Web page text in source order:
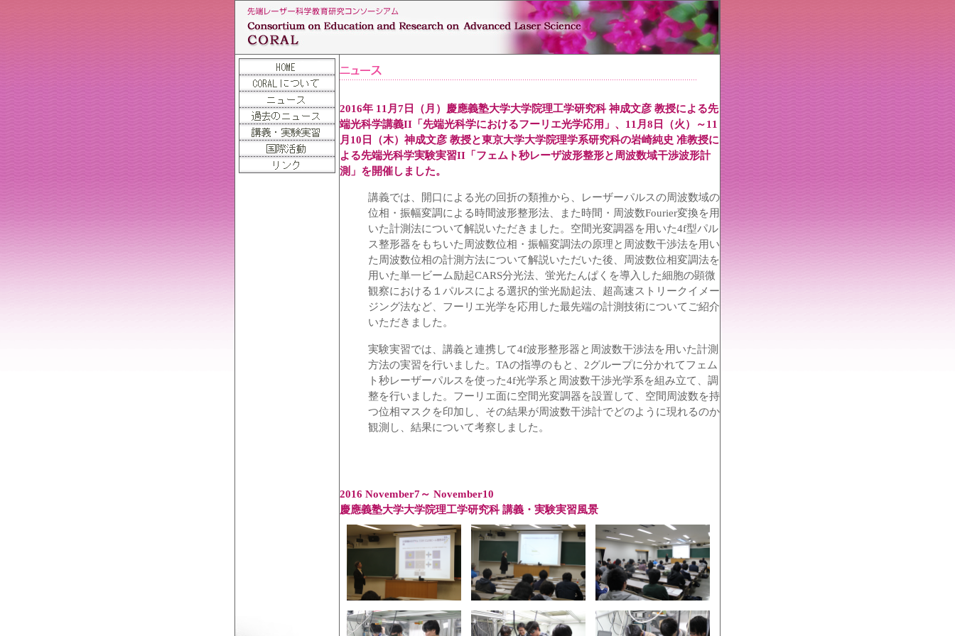
2016年 11月7日（月）慶應義塾大学大学院理工学研究科 神成文彦 教授による先
端光科学講義II「先端光科学におけるフーリエ光学応用」、11月8日（火）～11
月10日（木）神成文彦 教授と東京大学大学院理学系研究科の岩崎純史 准教授に
よる先端光科学実験実習II「フェムト秒レーザ波形整形と周波数域干渉波形計
測」を開催しました。
講義では、開口による光の回折の類推から、レーザーパルスの周波数域の
位相・振幅変調による時間波形整形法、また時間・周波数Fourier変換を用
いた計測法について解説いただきました。空間光変調器を用いた4f型パル
ス整形器をもちいた周波数位相・振幅変調法の原理と周波数干渉法を用い
た周波数位相の計測方法について解説いただいた後、周波数位相変調法を
用いた単一ビーム励起CARS分光法、蛍光たんぱくを導入した細胞の顕微
観察における１パルスによる選択的蛍光励起法、超高速ストリークイメー
ジング法など、フーリエ光学を応用した最先端の計測技術についてご紹介
いただきました。
実験実習では、講義と連携して4f波形整形器と周波数干渉法を用いた計測
方法の実習を行いました。TAの指導のもと、2グループに分かれてフェム
ト秒レーザーパルスを使った4f光学系と周波数干渉光学系を組み立て、調
整を行いました。フーリエ面に空間光変調器を設置して、空間周波数を持
つ位相マスクを印加し、その結果が周波数干渉計でどのように現れるのか
観測し、結果について考察しました。
2016 November7～ November10
慶應義塾大学大学院理工学研究科講義・実験実習風景